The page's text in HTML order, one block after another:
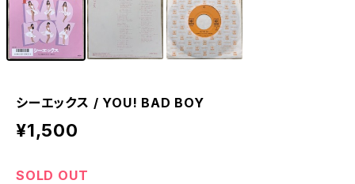
シーエックス / YOU! BAD BOY
¥1,500
SOLD OUT